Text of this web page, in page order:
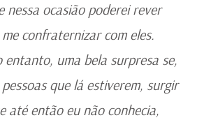
nessa ocasião poderei rever
confraternizar com eles.
entanto, uma bela surpresa se,
que lá estiverem, surgir
até então eu não conhecia,